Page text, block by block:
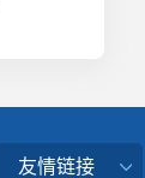
友情链接